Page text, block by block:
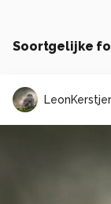
Soortgelijke